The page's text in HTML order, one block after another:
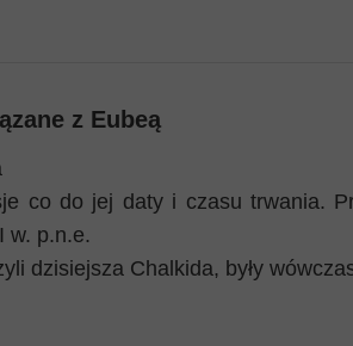
z Eubeą
co do jej daty i czasu trwania.
w. p.n.e.
dzisiejsza Chalkida, były